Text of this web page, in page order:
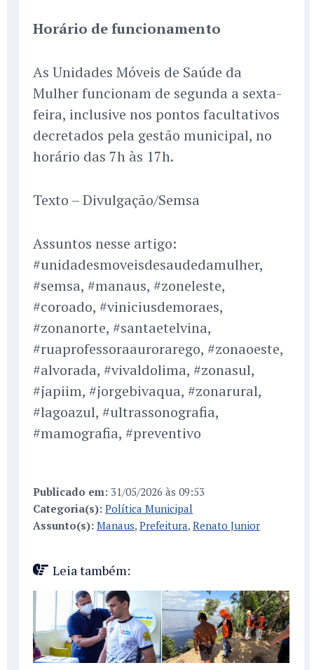
Horário de funcionamento
As Unidades Móveis de Saúde da
Mulher funcionam de segunda a sexta-
feira, inclusive nos pontos facultativos
decretados pela gestão municipal, no
horário das 7h às 17h.
Texto – Divulgação/Semsa
Assuntos nesse artigo:
#unidadesmoveisdesaudedamulher,
#semsa, #manaus, #zoneleste,
#coroado, #viniciusdemoraes,
#zonanorte, #santaetelvina,
#ruaprofessoraaurorarego, #zonaoeste,
#alvorada, #vivaldolima, #zonasul,
#japiim, #jorgebivaqua, #zonarural,
#lagoazul, #ultrassonografia,
#mamografia, #preventivo
Publicado em: 31/05/2026 às 09:53
Categoria(s): Política Municipal
Assunto(s): Manaus, Prefeitura, Renato Junior
Leia também: